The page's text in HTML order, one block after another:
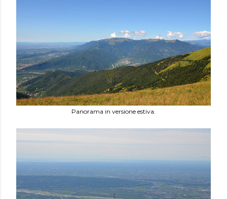
Panorama in versione estiva.